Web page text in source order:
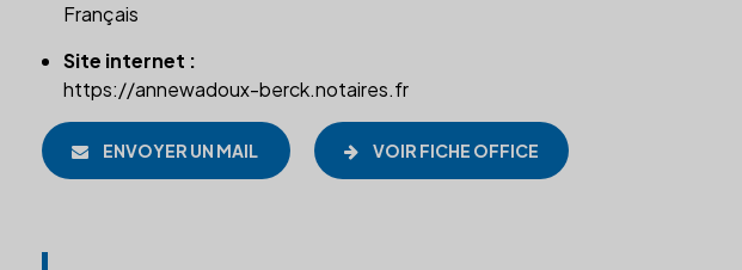
Français
Site internet :
https://annewadoux-berck.notaires.fr
ENVOYER UN MAIL VOIR FICHE OFFICE